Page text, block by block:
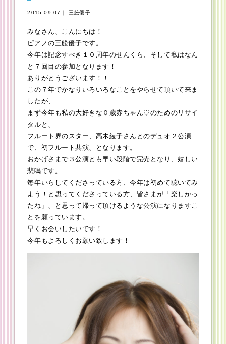
2015.09.07｜ 三舩優子
みなさん、こんにちは！
ピアノの三舩優子です。
今年は記念すべき１０周年のせんくら、そして私はなん
と７回目の参加となります！
ありがとうございます！！
この７年でかなりいろいろなことをやらせて頂いて来ま
したが、
まず今年も私の大好きな０歳赤ちゃん♡のためのリサイ
タルと、
フルート界のスター、高木綾子さんとのデュオ２公演
で、初フルート共演、となります。
おかげさまで３公演とも早い段階で完売となり、嬉しい
悲鳴です。
毎年いらしてくださっている方、今年は初めて聴いてみ
よう！と思ってくださっている方、皆さまが「楽しかっ
たね」、と思って帰って頂けるような公演になりますこ
とを願っています。
早くお会いしたいです！
今年もよろしくお願い致します！